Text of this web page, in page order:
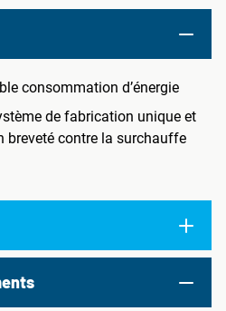
consommation d’énergie
de fabrication unique et
breveté contre la surchauffe